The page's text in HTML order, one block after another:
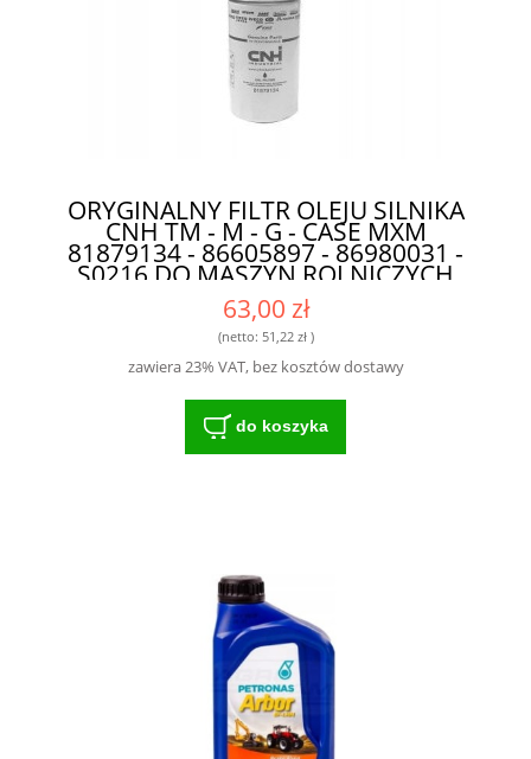
ORYGINALNY FILTR OLEJU SILNIKA
CNH TM - M - G - CASE MXM
81879134 - 86605897 - 86980031 -
S0216 DO MASZYN ROLNICZYCH
63,00 zł
(netto: 51,22 zł)
zawiera 23% VAT, bez kosztów dostawy
do koszyka